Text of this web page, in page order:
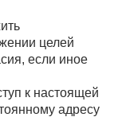
целей
если иное
к настоящей
адресу